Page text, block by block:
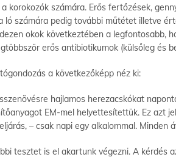
korokozók számára. Erős fertőzések,
ló számára pedig további műtétet illetve
okok következtében a legfontosabb,
erős antibiotikumok (külsőleg és
a következőképp néz ki:
hajlamos herezacskókat
EM-mel helyettesítettük. Ez azt
– csak napi egy alkalommal.
tesztet is el akartunk végezni. A